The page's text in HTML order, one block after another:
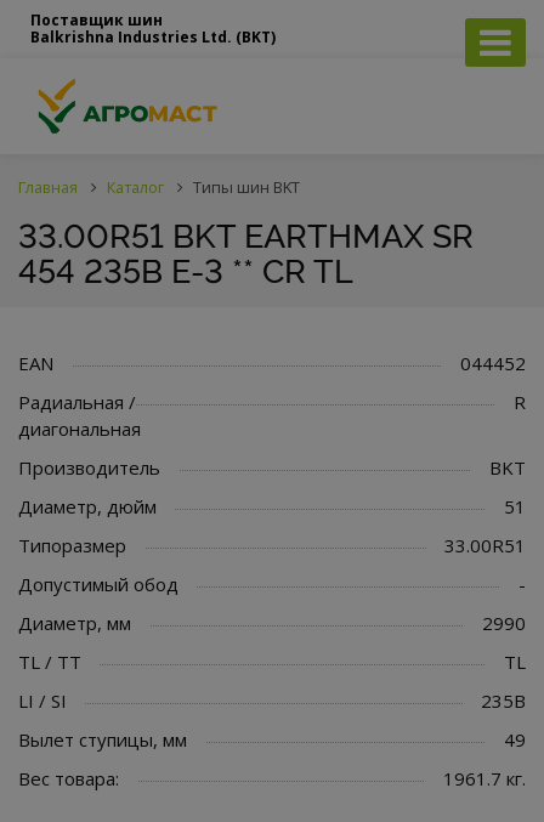
Поставщик шин
Balkrishna Industries Ltd. (BKT)
Главная Каталог Типы шин BKT
33.00R51 BKT EARTHMAX SR
454 235B E-3 ** CR TL
EAN
044452
Радиальная /
диагональная
R
Производитель
BKT
Диаметр, дюйм
51
Типоразмер
33.00R51
Допустимый обод
-
Диаметр, мм
2990
TL / TT
TL
LI / SI
235B
Вылет ступицы, мм
49
Вес товара:
1961.7 кг.